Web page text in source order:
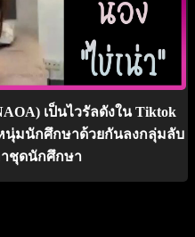
เป็นไวรัลดังใน Tiktok
นุ่มนักศึกษาด้วยกันลงกลุ่มลับ
าชุดนักศึกษา